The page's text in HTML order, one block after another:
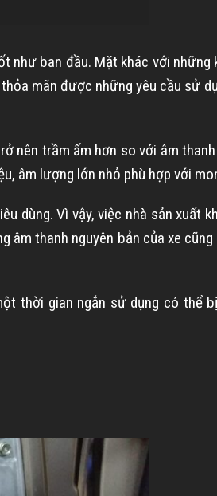
như ban đầu. Mặt khác với những
mãn được những yêu cầu sử
nên trầm ấm hơn so với âm
âm lượng lớn nhỏ phù hợp với
dùng. Vì vậy, việc nhà sản xuất
âm thanh nguyên bản của xe
thời gian ngắn sử dụng có thể